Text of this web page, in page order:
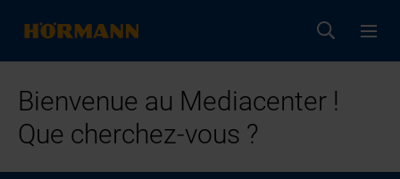
Bienvenue au Mediacenter !
Que cherchez-vous ?